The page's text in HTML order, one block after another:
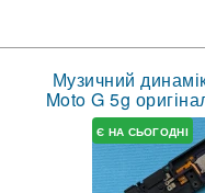
Музичний
Moto G 5g
Є НА СЬОГОДНІ